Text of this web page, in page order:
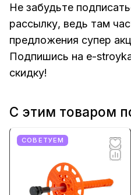
Не забудьте
рассылку, ведь там
предложения супер
Подпишись на e-
скидку!
С этим товаром
СОВЕТУЕМ